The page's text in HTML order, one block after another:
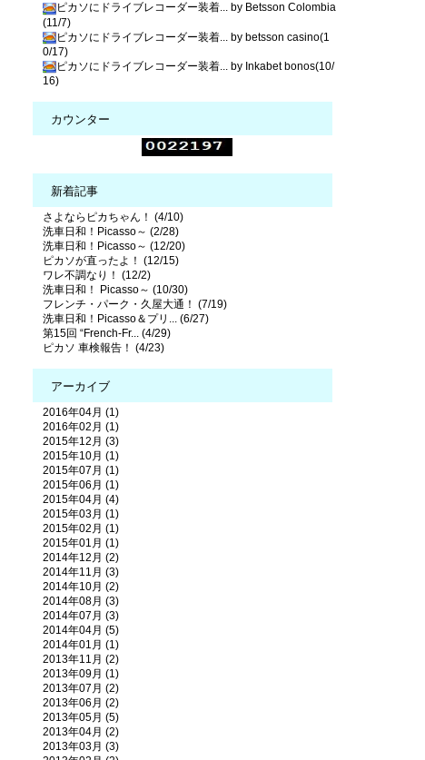
ピカソにドライブレコーダー装着... by Betsson Colombia
(11/7)
ピカソにドライブレコーダー装着... by betsson casino(1
0/17)
ピカソにドライブレコーダー装着... by Inkabet bonos(10/
16)
カウンター
新着記事
さよならピカちゃん！ (4/10)
洗車日和！Picasso～ (2/28)
洗車日和！Picasso～ (12/20)
ピカソが直ったよ！ (12/15)
ワレ不調なり！ (12/2)
洗車日和！ Picasso～ (10/30)
フレンチ・パーク・久屋大通！ (7/19)
洗車日和！Picasso＆プリ... (6/27)
第15回 “French-Fr... (4/29)
ピカソ 車検報告！ (4/23)
アーカイブ
2016年04月 (1)
2016年02月 (1)
2015年12月 (3)
2015年10月 (1)
2015年07月 (1)
2015年06月 (1)
2015年04月 (4)
2015年03月 (1)
2015年02月 (1)
2015年01月 (1)
2014年12月 (2)
2014年11月 (3)
2014年10月 (2)
2014年08月 (3)
2014年07月 (3)
2014年04月 (5)
2014年01月 (1)
2013年11月 (2)
2013年09月 (1)
2013年07月 (2)
2013年06月 (2)
2013年05月 (5)
2013年04月 (2)
2013年03月 (3)